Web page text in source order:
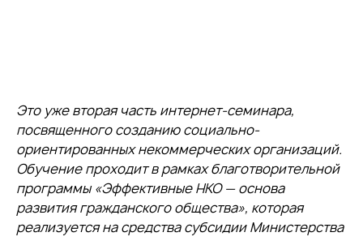
Это уже вторая часть интернет-семинара,
посвященного созданию социально-
ориентированных некоммерческих организаций.
Обучение проходит в рамках благотворительной
программы «Эффективные НКО — основа
развития гражданского общества», которая
реализуется на средства субсидии Министерства